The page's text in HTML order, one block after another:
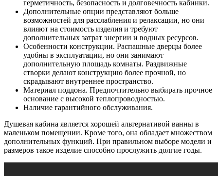
герметичность, безопасность и долговечность кабинки.
Дополнительные опции представляют больше
возможностей для расслабления и релаксации, но они
влияют на стоимость изделия и требуют
дополнительных затрат энергии и водных ресурсов.
Особенности конструкции. Распашные дверцы более
удобны в эксплуатации, но они занимают
дополнительную площадь комнаты. Раздвижные
створки делают конструкцию более прочной, но
скрадывают внутреннее пространство.
Материал поддона. Предпочтительно выбирать прочное
основание с высокой теплопроводностью.
Наличие гарантийного обслуживания.
Душевая кабина является хорошей альтернативой ванны в
маленьком помещении. Кроме того, она обладает множеством
дополнительных функций. При правильном выборе модели и
размеров такое изделие способно прослужить долгие годы.